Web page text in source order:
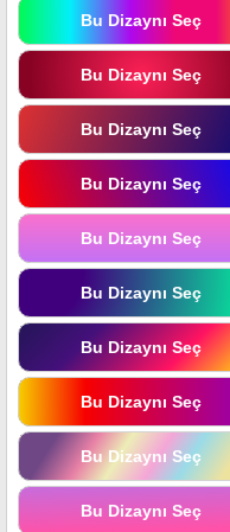
Bu Dizaynı Seç
Bu Dizaynı Seç
Bu Dizaynı Seç
Bu Dizaynı Seç
Bu Dizaynı Seç
Bu Dizaynı Seç
Bu Dizaynı Seç
Bu Dizaynı Seç
Bu Dizaynı Seç
Bu Dizaynı Seç